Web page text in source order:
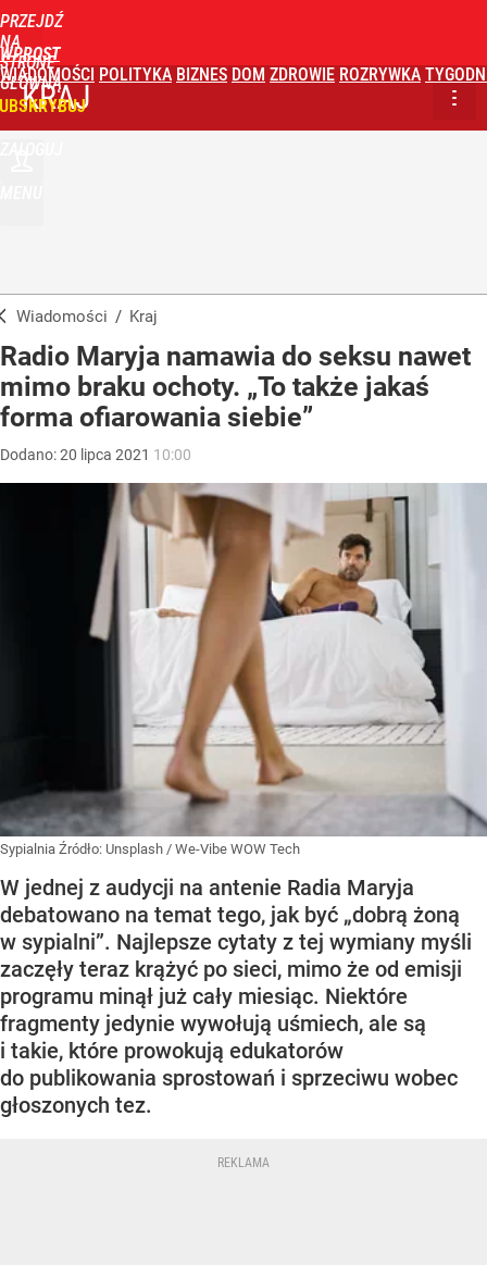
PRZEJDŹ
NA
STRONĘ
GŁÓWNĄ
WPROST
WIADOMOŚCI POLITYKA BIZNES DOM ZDROWIE ROZRYWKA
KRAJ
Wiadomości / Kraj
Radio Maryja namawia do seksu nawet
mimo braku ochoty. „To także jakaś
forma ofiarowania siebie”
Dodano:20 lipca 2021 10:00
Sypialnia Źródło: Unsplash / We-Vibe WOW Tech
W jednej z audycji na antenie Radia Maryja
debatowano na temat tego, jak być „dobrą żoną
w sypialni”. Najlepsze cytaty z tej wymiany myśli
zaczęły teraz krążyć po sieci, mimo że od emisji
programu minął już cały miesiąc. Niektóre
fragmenty jedynie wywołują uśmiech, ale są
i takie, które prowokują edukatorów
do publikowania sprostowań i sprzeciwu wobec
głoszonych tez.